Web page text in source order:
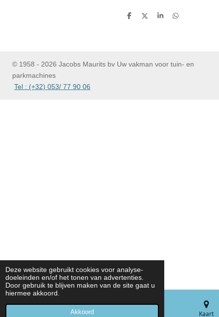
Deze website gebruikt cookies voor analyse-
doeleinden en/of het tonen van advertenties.
Door gebruik te blijven maken van de site gaat u
hiermee akkoord.
Akkoord
D
D
S
D
© 1958 - 2026 Jacobs Maurits bv Uw vakman voor tuin- en
parkmachines
Tel : (+32) 053/ 77 90 06
Kaart